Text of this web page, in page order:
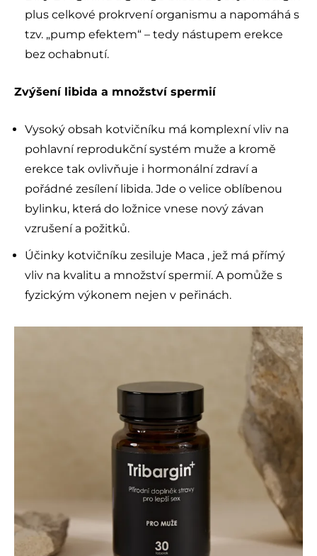
plus celkové prokrvení organismu a napomáhá s
tzv. „pump efektem“ – tedy nástupem erekce
bez ochabnutí.
Zvýšení libida a množství spermií
Vysoký obsah kotvičníku má komplexní vliv na
pohlavní reprodukční systém muže a kromě
erekce tak ovlivňuje i hormonální zdraví a
pořádné zesílení libida. Jde o velice oblíbenou
bylinku, která do ložnice vnese nový závan
vzrušení a požitků.
Účinky kotvičníku zesiluje Maca , jež má přímý
vliv na kvalitu a množství spermií. A pomůže s
fyzickým výkonem nejen v peřinách.